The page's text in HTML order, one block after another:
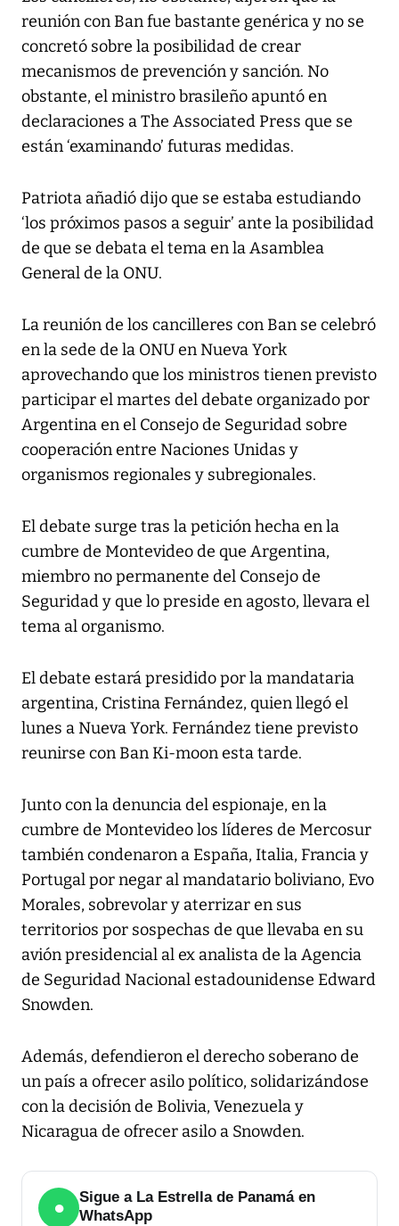
reunión con Ban fue bastante genérica y no se
concretó sobre la posibilidad de crear
mecanismos de prevención y sanción. No
obstante, el ministro brasileño apuntó en
declaraciones a The Associated Press que se
están ‘examinando’ futuras medidas.
Patriota añadió dijo que se estaba estudiando
‘los próximos pasos a seguir’ ante la posibilidad
de que se debata el tema en la Asamblea
General de la ONU.
La reunión de los cancilleres con Ban se celebró
en la sede de la ONU en Nueva York
aprovechando que los ministros tienen previsto
participar el martes del debate organizado por
Argentina en el Consejo de Seguridad sobre
cooperación entre Naciones Unidas y
organismos regionales y subregionales.
El debate surge tras la petición hecha en la
cumbre de Montevideo de que Argentina,
miembro no permanente del Consejo de
Seguridad y que lo preside en agosto, llevara el
tema al organismo.
El debate estará presidido por la mandataria
argentina, Cristina Fernández, quien llegó el
lunes a Nueva York. Fernández tiene previsto
reunirse con Ban Ki-moon esta tarde.
Junto con la denuncia del espionaje, en la
cumbre de Montevideo los líderes de Mercosur
también condenaron a España, Italia, Francia y
Portugal por negar al mandatario boliviano, Evo
Morales, sobrevolar y aterrizar en sus
territorios por sospechas de que llevaba en su
avión presidencial al ex analista de la Agencia
de Seguridad Nacional estadounidense Edward
Snowden.
Además, defendieron el derecho soberano de
un país a ofrecer asilo político, solidarizándose
con la decisión de Bolivia, Venezuela y
Nicaragua de ofrecer asilo a Snowden.
●
Sigue a La Estrella de Panamá en
WhatsApp